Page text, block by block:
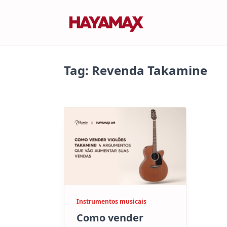
Tag: Revenda Takamine
Instrumentos musicais
Como vender